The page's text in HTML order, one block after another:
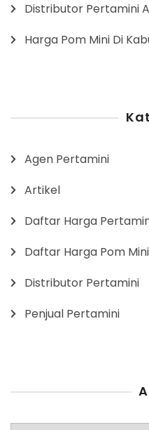
Distributor Pertamini
Harga Pom Mini Di
Agen Pertamini
Artikel
Daftar Harga
Daftar Harga Pom Mini
Distributor Pertamini
Penjual Pertamini